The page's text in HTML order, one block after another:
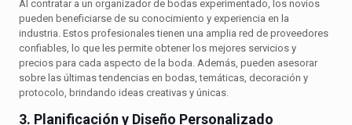
Al contratar a un organizador de bodas experimentado, los novios
pueden beneficiarse de su conocimiento y experiencia en la
industria. Estos profesionales tienen una amplia red de proveedores
confiables, lo que les permite obtener los mejores servicios y
precios para cada aspecto de la boda. Además, pueden asesorar
sobre las últimas tendencias en bodas, temáticas, decoración y
protocolo, brindando ideas creativas y únicas.
3. Planificación y Diseño Personalizado